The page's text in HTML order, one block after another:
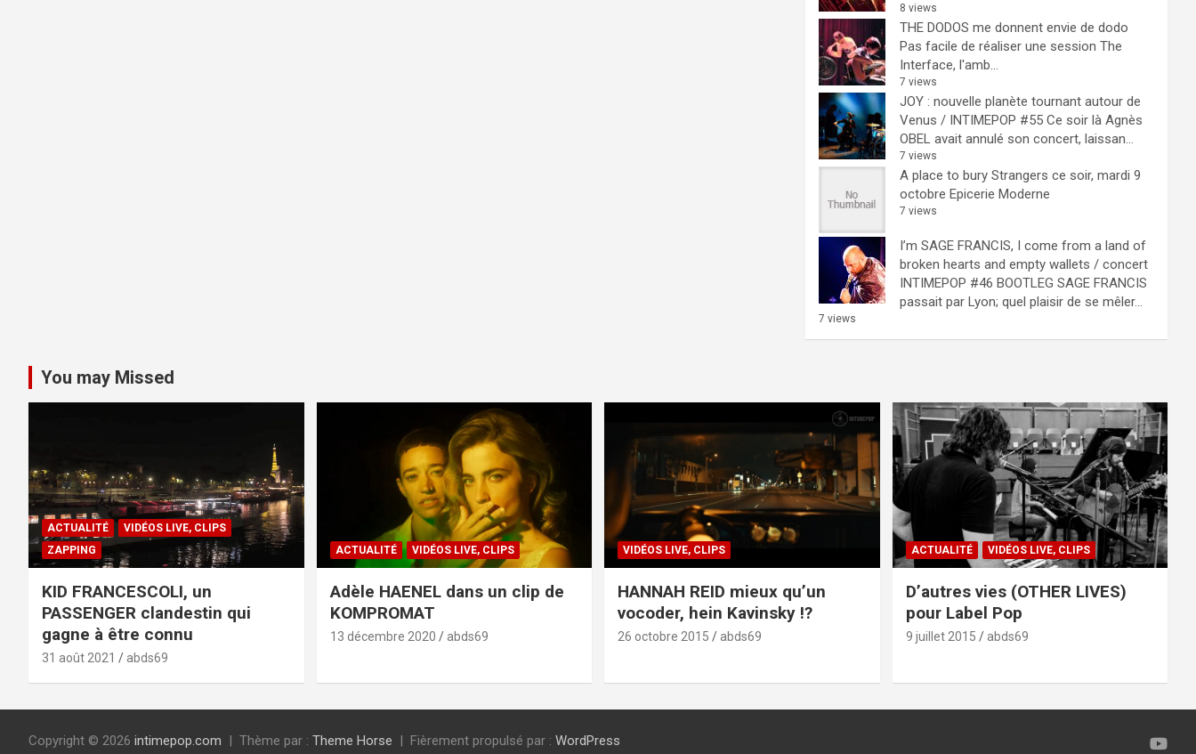
8 views
THE DODOS me donnent envie de dodo
Pas facile de réaliser une session The
Interface, l'amb...
7 views
JOY : nouvelle planète tournant autour de
Venus / INTIMEPOP #55 Ce soir là Agnès
OBEL avait annulé son concert, laissan...
7 views
A place to bury Strangers ce soir, mardi 9
octobre Epicerie Moderne
7 views
I’m SAGE FRANCIS, I come from a land of
broken hearts and empty wallets / concert
INTIMEPOP #46 BOOTLEG SAGE FRANCIS
passait par Lyon; quel plaisir de se mêler...
7 views
You may Missed
ACTUALITÉ
VIDÉOS LIVE, CLIPS
ZAPPING
KID FRANCESCOLI, un
PASSENGER clandestin qui
gagne à être connu
31 août 2021 abds69
ACTUALITÉ VIDÉOS LIVE, CLIPS
Adèle HAENEL dans un clip de
KOMPROMAT
13 décembre 2020 abds69
VIDÉOS LIVE, CLIPS
HANNAH REID mieux qu’un
vocoder, hein Kavinsky !?
26 octobre 2015 abds69
ACTUALITÉ VIDÉOS LIVE, CLIPS
D’autres vies (OTHER LIVES)
pour Label Pop
9 juillet 2015 abds69
Copyright © 2026 intimepop.com Thème par : Theme Horse Fièrement propulsé par : WordPress